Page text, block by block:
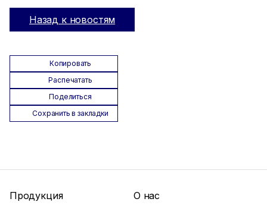
Назад к новостям
Копировать
Распечатать
Поделиться
Сохранить в закладки
Продукция О нас